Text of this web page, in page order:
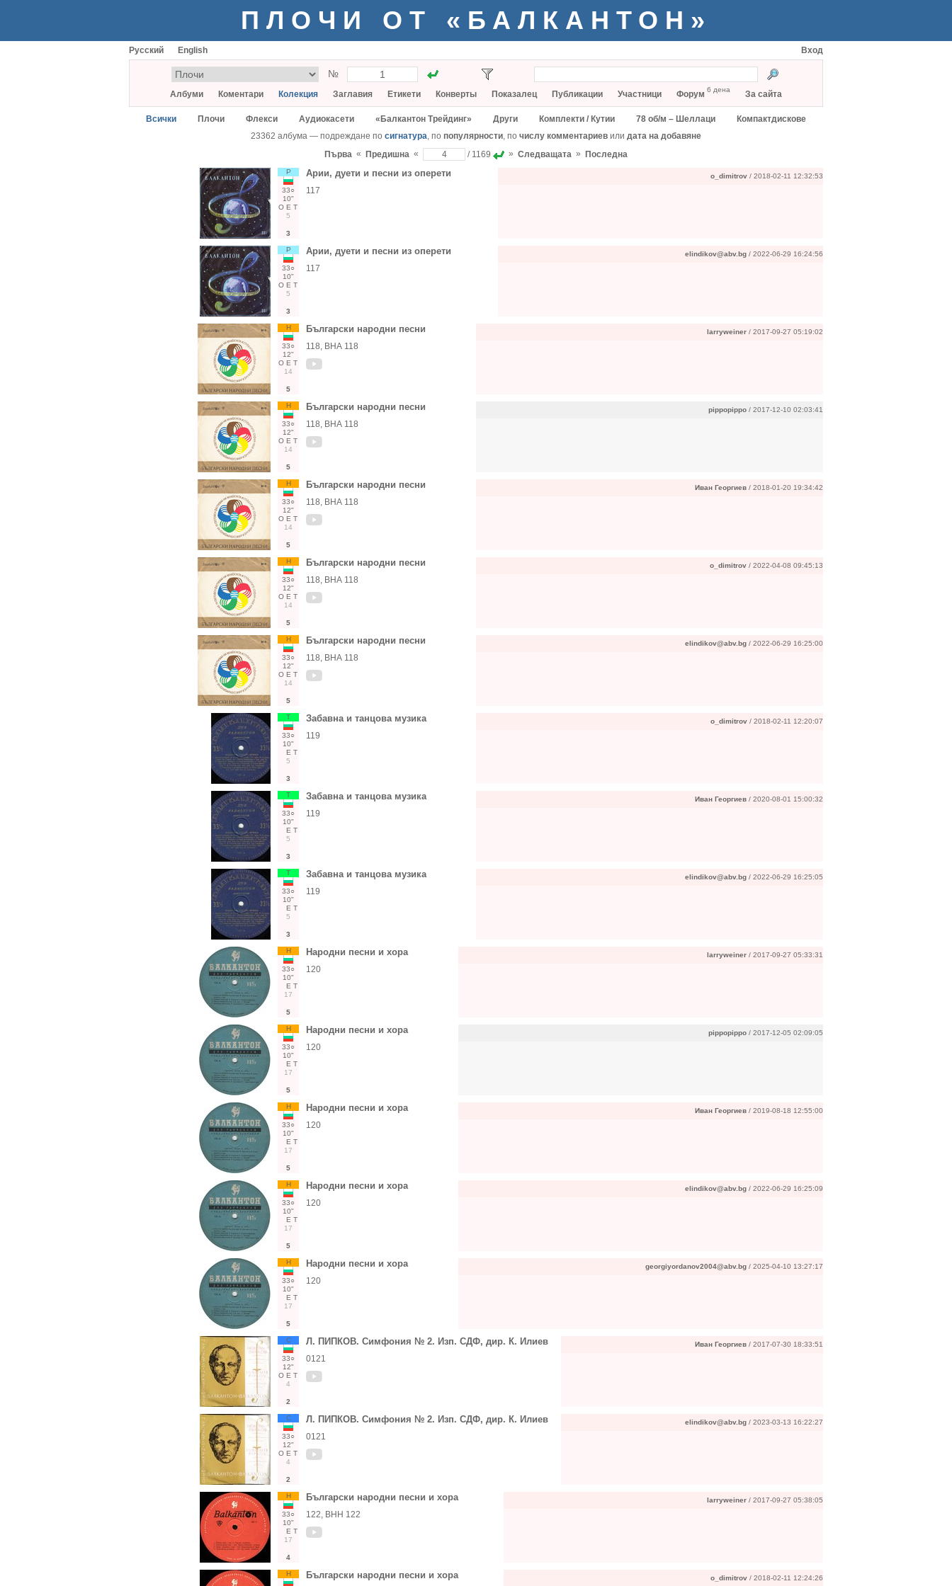
ПЛОЧИ ОТ «БАЛКАНТОН»
Русский English Вход
№
Албуми Коментари Колекция Заглавия Етикети Конверты Показалец Публикации Участници Форум 6 дена За сайта
Всички Плочи Флекси Аудиокасети «Балкантон Трейдинг» Други Комплекти / Кутии 78 об/м – Шеллаци
Компактдискове
23362 албума — подреждане по сигнатура, по популярности, по числу комментариев или дата на добавяне
Първа « Предишна « / 1169 » Следващата » Последна
Р
33○
10"
О Е Т
5
3
Арии, дуети и песни из оперети
117
o_dimitrov / 2018-02-11 12:32:53
Р
33○
10"
О Е Т
5
3
Арии, дуети и песни из оперети
117
elindikov@abv.bg / 2022-06-29 16:24:56
Н
33○
12"
О Е Т
14
5
Български народни песни
118, ВНА 118
larryweiner / 2017-09-27 05:19:02
Н
33○
12"
О Е Т
14
5
Български народни песни
118, ВНА 118
pippopippo / 2017-12-10 02:03:41
Н
33○
12"
О Е Т
14
5
Български народни песни
118, ВНА 118
Иван Георгиев / 2018-01-20 19:34:42
Н
33○
12"
О Е Т
14
5
Български народни песни
118, ВНА 118
o_dimitrov / 2022-04-08 09:45:13
Н
33○
12"
О Е Т
14
5
Български народни песни
118, ВНА 118
elindikov@abv.bg / 2022-06-29 16:25:00
Т
33○
10"
Е Т
5
3
Забавна и танцова музика
119
o_dimitrov / 2018-02-11 12:20:07
Т
33○
10"
Е Т
5
3
Забавна и танцова музика
119
Иван Георгиев / 2020-08-01 15:00:32
Т
33○
10"
Е Т
5
3
Забавна и танцова музика
119
elindikov@abv.bg / 2022-06-29 16:25:05
Н
33○
10"
Е Т
17
5
Народни песни и хора
120
larryweiner / 2017-09-27 05:33:31
Н
33○
10"
Е Т
17
5
Народни песни и хора
120
pippopippo / 2017-12-05 02:09:05
Н
33○
10"
Е Т
17
5
Народни песни и хора
120
Иван Георгиев / 2019-08-18 12:55:00
Н
33○
10"
Е Т
17
5
Народни песни и хора
120
elindikov@abv.bg / 2022-06-29 16:25:09
Н
33○
10"
Е Т
17
5
Народни песни и хора
120
georgiyordanov2004@abv.bg / 2025-04-10 13:27:17
С
33○
12"
О Е Т
4
2
Л. ПИПКОВ. Симфония № 2. Изп. СДФ, дир. К. Илиев
0121
Иван Георгиев / 2017-07-30 18:33:51
С
33○
12"
О Е Т
4
2
Л. ПИПКОВ. Симфония № 2. Изп. СДФ, дир. К. Илиев
0121
elindikov@abv.bg / 2023-03-13 16:22:27
Н
33○
10"
Е Т
17
4
Български народни песни и хора
122, ВНН 122
larryweiner / 2017-09-27 05:38:05
Н Български народни песни и хора o_dimitrov / 2018-02-11 12:24:26